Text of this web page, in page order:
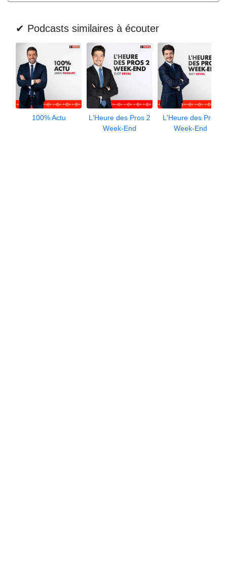
✔ Podcasts similaires à écouter
100% Actu
L'Heure des Pros 2
Week-End
L'Heure des Pros
Week-End